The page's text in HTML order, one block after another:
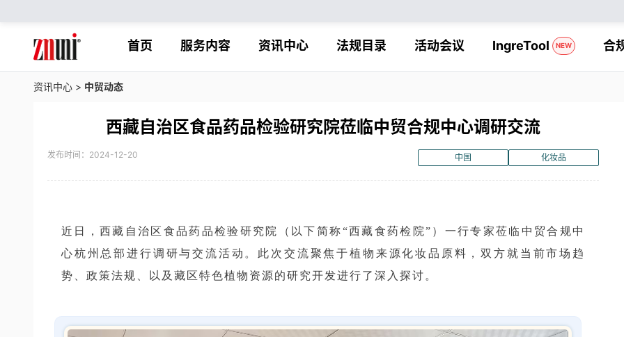
首页 服务内容 资讯中心 法规目录 活动会议 IngreTool NEW 合
资讯中心 > 中贸动态
西藏自治区食品药品检验研究院莅临中贸合规中心调研交流
发布时间：2024-12-20 中国 化妆品
近日，西藏自治区食品药品检验研究院（以下简称“西藏食药检院”）一行专家莅临中贸合规中
心杭州总部进行调研与交流活动。此次交流聚焦于植物来源化妆品原料，双方就当前市场趋
势、政策法规、以及藏区特色植物资源的研究开发进行了深入探讨。